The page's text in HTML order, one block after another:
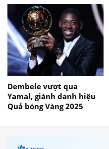
Dembele vượt qua
Yamal, giành danh hiệu
Quả bóng Vàng 2025